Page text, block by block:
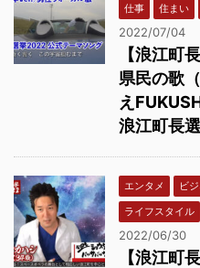
仕事
住まい
2022/07/04
【浪江町
県民の歌
え
浪江町長
エンタメ ビ
ライフスタイル
2022/06/30
【浪江町